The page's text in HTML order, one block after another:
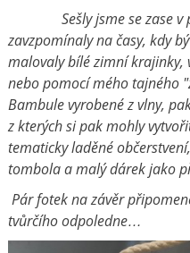
Sešly jsme se zase v
zavzpomínaly na časy, kdy
malovaly bílé zimní krajinky,
nebo pomocí mého tajného
Bambule vyrobené z vlny,
z kterých si pak mohly
tematicky laděné
tombola a malý dárek jako
Pár fotek na závěr
tvůrčího odpoledne…